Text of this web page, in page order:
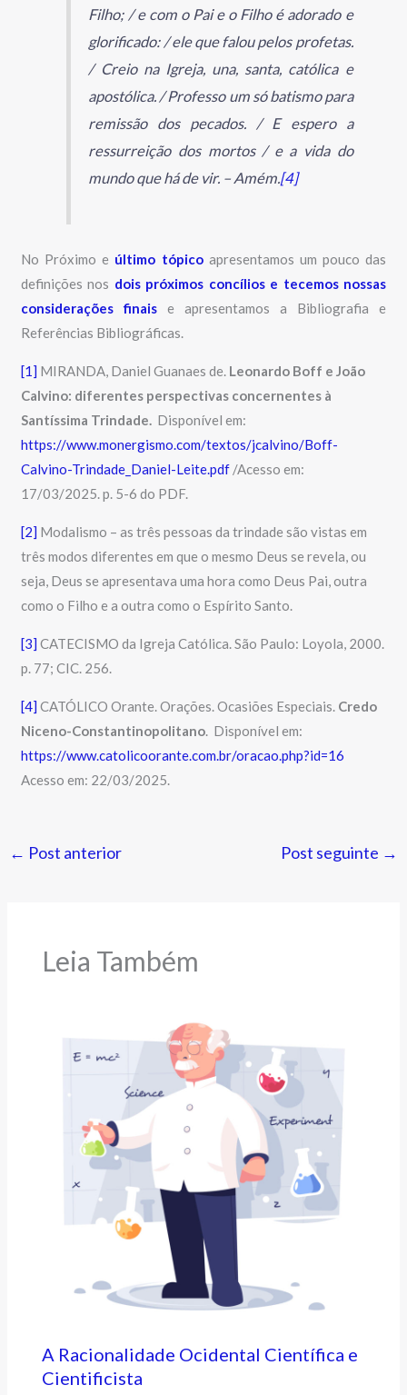
Filho; / e com o Pai e o Filho é adorado e
glorificado: / ele que falou pelos profetas.
/ Creio na Igreja, una, santa, católica e
apostólica. / Professo um só batismo para
remissão dos pecados. / E espero a
ressurreição dos mortos / e a vida do
mundo que há de vir. – Amém.[4]
No Próximo e último tópicoapresentamos um pouco das
definições nos dois próximos concílios e tecemos nossas
considerações finais
e apresentamos a Bibliografia e
Referências Bibliográficas.
[1] MIRANDA, Daniel Guanaes de. Leonardo Boff e João
Calvino: diferentes perspectivas concernentes à
Santíssima Trindade. Disponível em:
https://www.monergismo.com/textos/jcalvino/Boff-
Calvino-Trindade_Daniel-Leite.pdf /Acesso em:
17/03/2025. p. 5-6 do PDF.
[2] Modalismo – as três pessoas da trindade são vistas em
três modos diferentes em que o mesmo Deus se revela, ou
seja, Deus se apresentava uma hora como Deus Pai, outra
como o Filho e a outra como o Espírito Santo.
[3] CATECISMO da Igreja Católica. São Paulo: Loyola, 2000.
p. 77; CIC. 256.
[4] CATÓLICO Orante. Orações. Ocasiões Especiais. Credo
Niceno-Constantinopolitano. Disponível em:
https://www.catolicoorante.com.br/oracao.php?id=16
Acesso em: 22/03/2025.
← Post anterior Post seguinte →
Leia Também
A Racionalidade Ocidental Científica e
Cientificista